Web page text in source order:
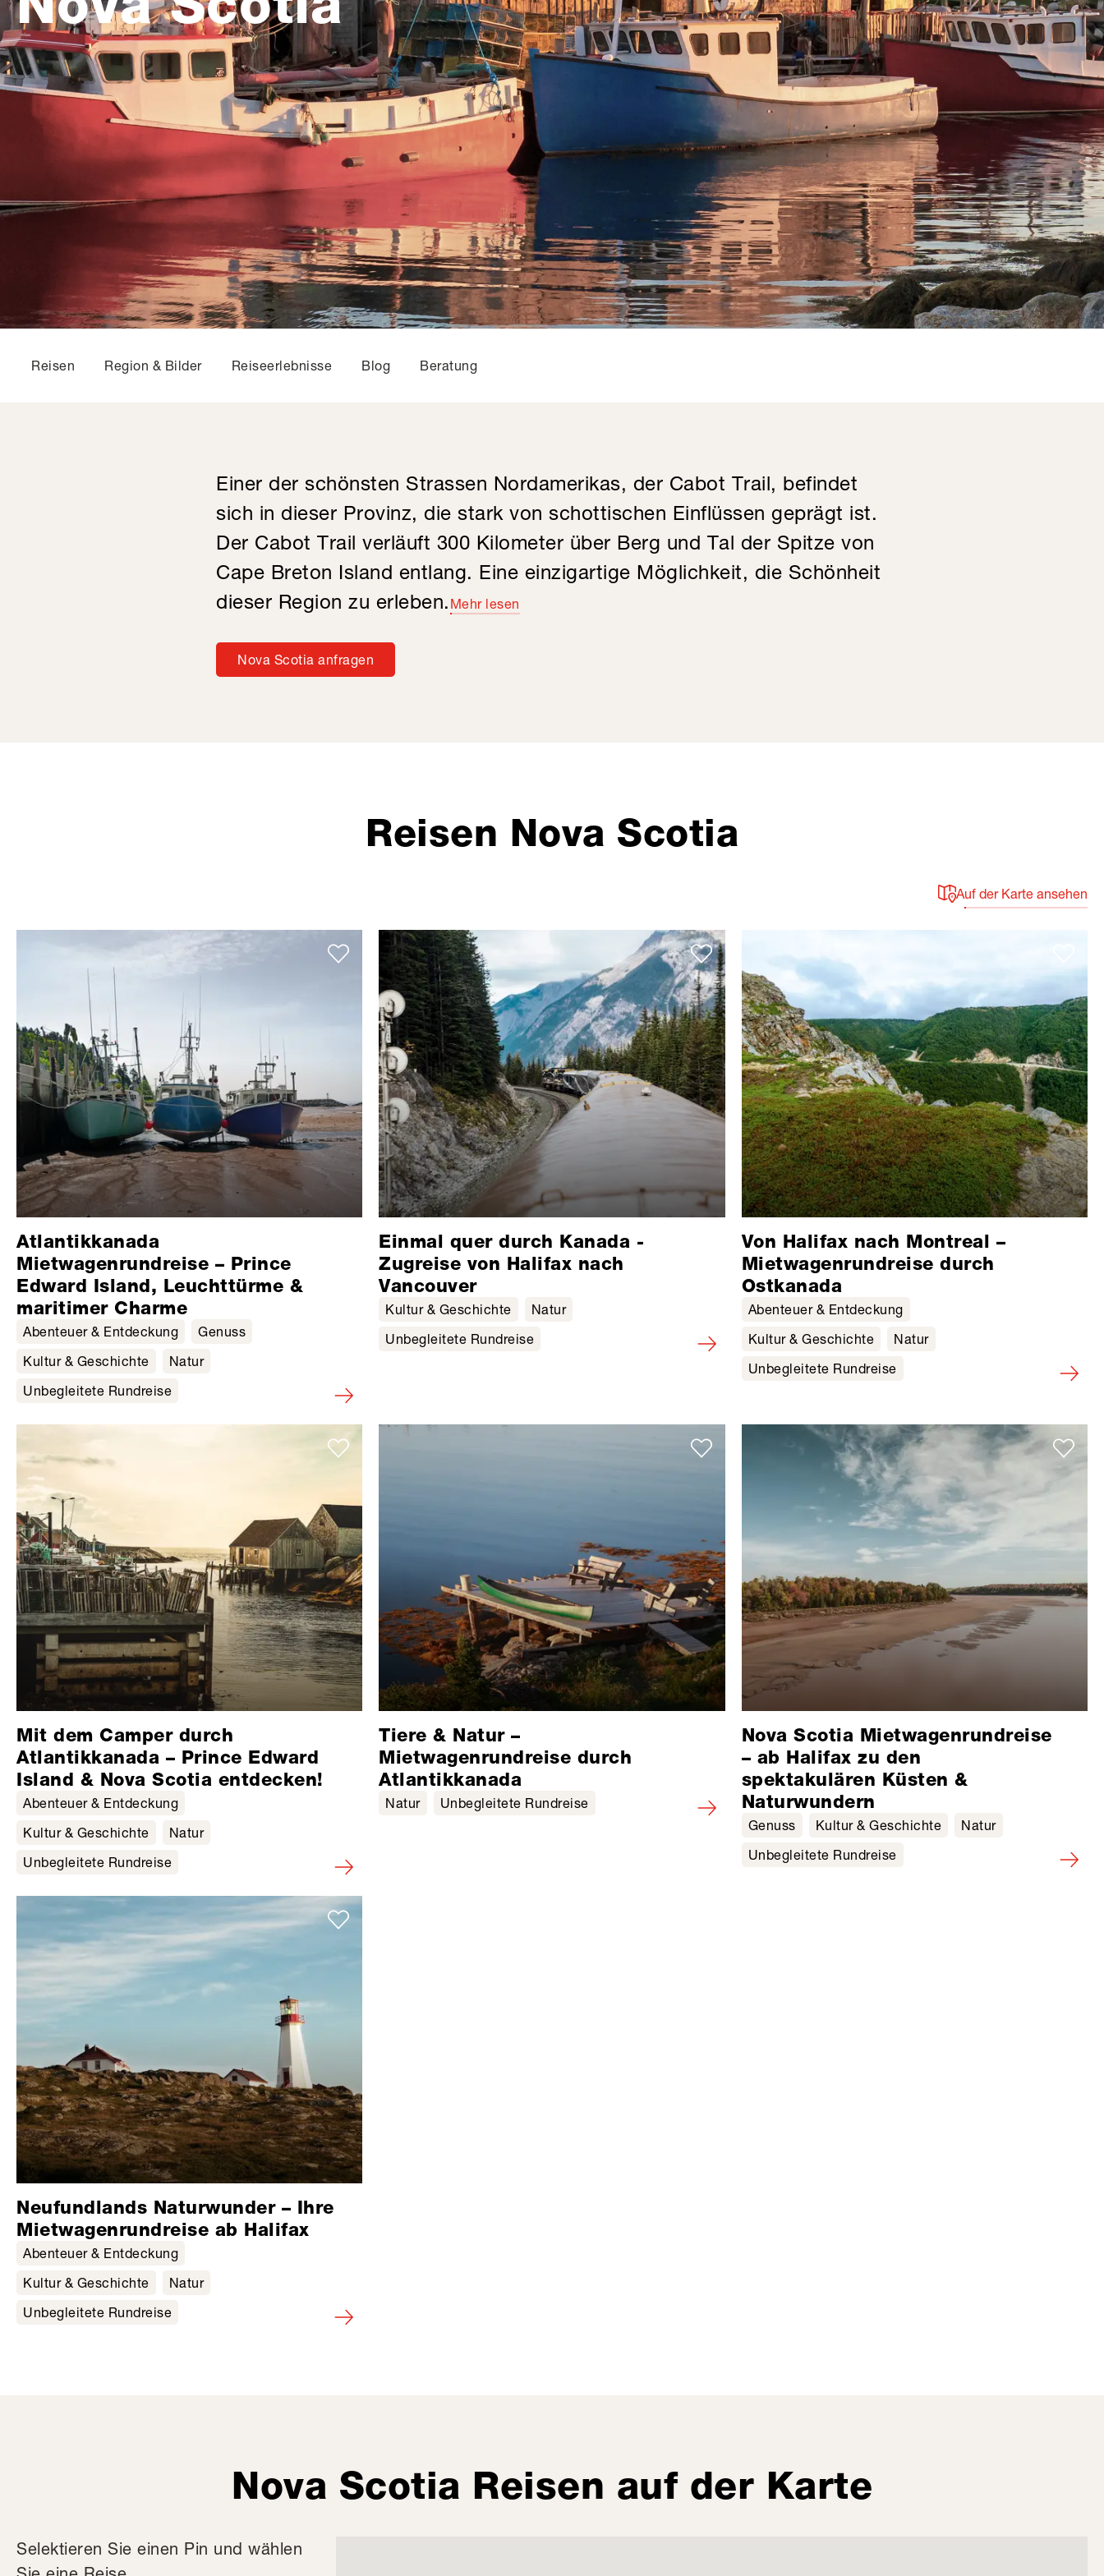
Reisen Region & Bilder Reiseerlebnisse Blog Beratung
Einer der schönsten Strassen Nordamerikas, der Cabot Trail, befindet
sich in dieser Provinz, die stark von schottischen Einflüssen geprägt ist.
Der Cabot Trail verläuft 300 Kilometer über Berg und Tal der Spitze von
Cape Breton Island entlang. Eine einzigartige Möglichkeit, die Schönheit
dieser Region zu erleben. Mehr lesen
Nova Scotia anfragen
Reisen Nova Scotia
Auf der Karte ansehen
Atlantikkanada
Mietwagenrundreise – Prince
Edward Island, Leuchttürme &
maritimer Charme
Abenteuer & Entdeckung
Genuss
Kultur & Geschichte
Natur
Unbegleitete Rundreise
Einmal quer durch Kanada -
Zugreise von Halifax nach
Vancouver
Kultur & Geschichte
Natur
Unbegleitete Rundreise
Von Halifax nach Montreal –
Mietwagenrundreise durch
Ostkanada
Abenteuer & Entdeckung
Kultur & Geschichte
Natur
Unbegleitete Rundreise
Mit dem Camper durch
Atlantikkanada – Prince Edward
Island & Nova Scotia entdecken!
Abenteuer & Entdeckung
Kultur & Geschichte
Natur
Unbegleitete Rundreise
Tiere & Natur –
Mietwagenrundreise durch
Atlantikkanada
Natur Unbegleitete Rundreise
Nova Scotia Mietwagenrundreise
– ab Halifax zu den
spektakulären Küsten &
Naturwundern
Genuss Kultur & Geschichte
Natur
Unbegleitete Rundreise
Neufundlands Naturwunder – Ihre
Mietwagenrundreise ab Halifax
Abenteuer & Entdeckung
Kultur & Geschichte
Natur
Unbegleitete Rundreise
Nova Scotia Reisen auf der Karte
Selektieren Sie einen Pin und wählen